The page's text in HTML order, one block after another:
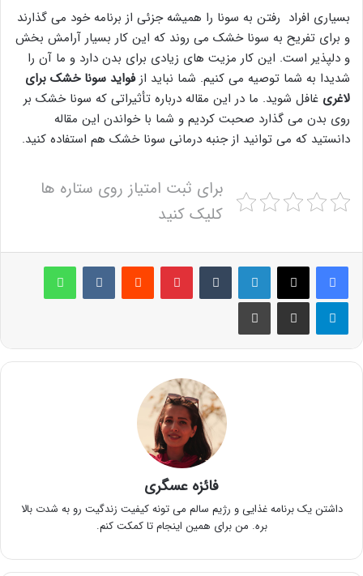
بسیاری افراد رفتن به سونا را همیشه جزئی از برنامه خود می گذارند
و برای تفریح به سونا خشک می روند که این کار بسیار آرامش بخش
و دلپذیر است. این کار مزیت های زیادی برای بدن دارد و ما آن را
شدیدا به شما توصیه می کنیم. شما نباید ازفواید سونا خشک برای
لاغری غافل شوید. ما در این مقاله درباره تأثیراتی که سونا خشک بر
روی بدن می گذارد صحبت کردیم و شما با خواندن این مقاله
دانستید که می توانید از جنبه درمانی سونا خشک هم استفاده کنید.
برای ثبت امتیاز روی ستاره ها
کلیک کنید
لینکدین ‫تامبلر پینترست‫رددیت ‫VKontakteواتس آپ
تلگرام اشتراک گذاری از طریق ایمیل چاپ
فائزه عسگری
داشتن یک برنامه غذایی و رژیم سالم می تونه کیفیت زندگیت رو به شدت بالا
بره. من برای همین اینجام تا کمکت کنم.